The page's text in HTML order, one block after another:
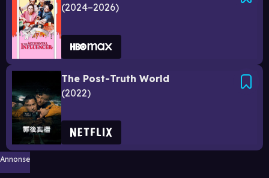
2024–2026
The Post-Truth World
2022
Annonse